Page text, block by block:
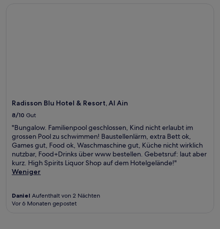
Radisson Blu Hotel & Resort, Al Ain
8/10 Gut
"Bungalow. Familienpool geschlossen, Kind nicht erlaubt im
grossen Pool zu schwimmen! Baustellenlärm, extra Bett ok,
Games gut, Food ok, Waschmaschine gut, Küche nicht wirklich
nutzbar, Food+Drinks über www bestellen. Gebetsruf: laut aber
kurz. High Spirits Liquor Shop auf dem Hotelgelände!"
Weniger
Daniel Aufenthalt von 2 Nächten
Vor 6 Monaten gepostet